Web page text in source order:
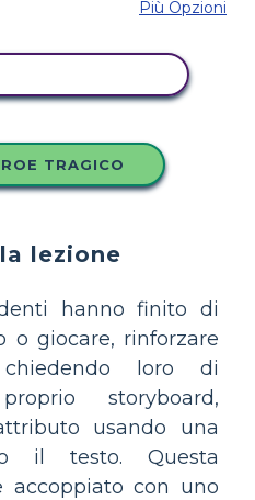
Più Opzioni
TRAGICO
lezione
hanno finito di
o giocare, rinforzare
loro di
storyboard,
usando una
il testo. Questa
accoppiato con uno